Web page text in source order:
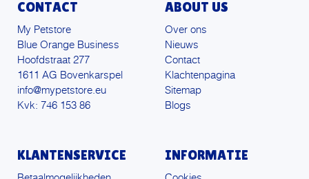
CONTACT
My Petstore
Blue Orange Business
Hoofdstraat 277
1611 AG Bovenkarspel
info@mypetstore.eu
Kvk: 746 153 86
ABOUT US
Over ons
Nieuws
Contact
Klachtenpagina
Sitemap
Blogs
KLANTENSERVICE INFORMATIE